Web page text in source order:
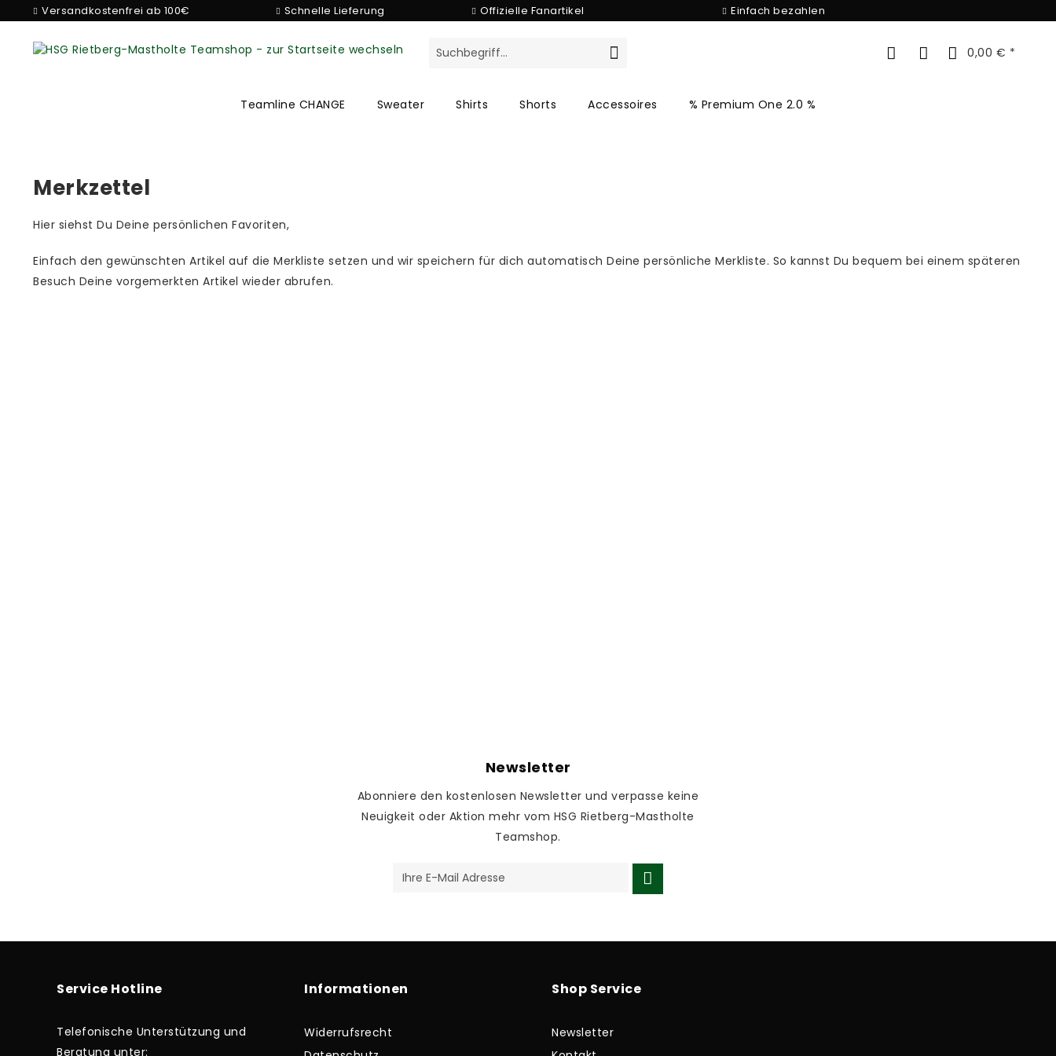
Versandkostenfrei ab 100€ Schnelle Lieferung Offizielle Fanartikel Einfach bezahlen
0,00 € *
Teamline CHANGE Sweater Shirts Shorts Accessoires % Premium One 2.0 %
Merkzettel
Hier siehst Du Deine persönlichen Favoriten,
Einfach den gewünschten Artikel auf die Merkliste setzen und wir speichern für dich automatisch Deine persönliche Merkliste. So kannst Du bequem bei einem späteren
Besuch Deine vorgemerkten Artikel wieder abrufen.
Newsletter
Abonniere den kostenlosen Newsletter und verpasse keine
Neuigkeit oder Aktion mehr vom HSG Rietberg-Mastholte
Teamshop.
Service Hotline
Telefonische Unterstützung und
Beratung unter:
Informationen
Widerrufsrecht
Shop Service
Newsletter